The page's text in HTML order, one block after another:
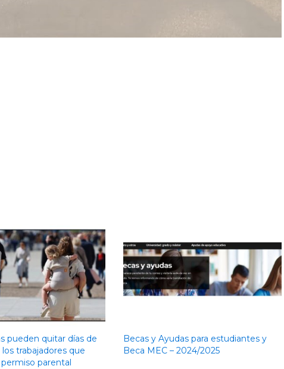
pueden quitar días de
trabajadores que
parental
Becas y Ayudas para estudiantes y
Beca MEC – 2024/2025